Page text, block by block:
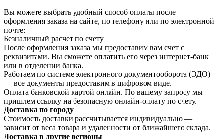
Вы можете выбрать удобный способ оплаты после
оформления заказа на сайте, по телефону или по электронной
почте:
Безналичный расчет по счету
После оформления заказа мы предоставим вам счет с
реквизитами. Вы сможете оплатить его через интернет-банк
или в отделении банка.
Работаем по системе электронного документооборота (ЭДО)
— все документы предоставим в цифровом виде.
Оплата банковской картой онлайн. По вашему запросу мы
пришлем ссылку на безопасную онлайн-оплату по счету.
Доставка по городу
Стоимость доставки рассчитывается индивидуально —
зависит от веса товара и удаленности от ближайшего склада.
Доставка в другие регионы